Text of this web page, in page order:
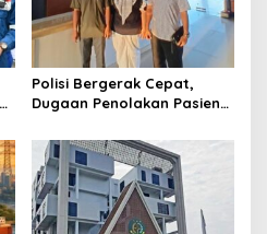
Polisi Bergerak Cepat,
Dugaan Penolakan Pasien
Diusut Serius